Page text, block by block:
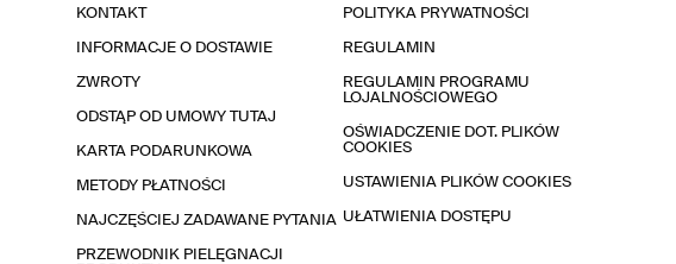
KONTAKT
INFORMACJE O DOSTAWIE
ZWROTY
ODSTĄP OD UMOWY TUTAJ
KARTA PODARUNKOWA
METODY PŁATNOŚCI
NAJCZĘŚCIEJ ZADAWANE PYTANIA
PRZEWODNIK PIELĘGNACJI
POLITYKA PRYWATNOŚCI
REGULAMIN
REGULAMIN PROGRAMU
LOJALNOŚCIOWEGO
OŚWIADCZENIE DOT. PLIKÓW
COOKIES
USTAWIENIA PLIKÓW COOKIES
UŁATWIENIA DOSTĘPU